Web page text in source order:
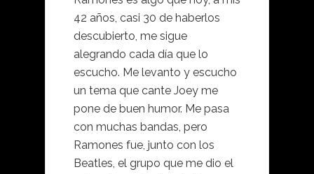
42 años, casi 30 de haberlos
descubierto, me sigue
alegrando cada día que lo
escucho. Me levanto y escucho
un tema que cante Joey me
pone de buen humor. Me pasa
con muchas bandas, pero
Ramones fue, junto con los
Beatles, el grupo que me dio el